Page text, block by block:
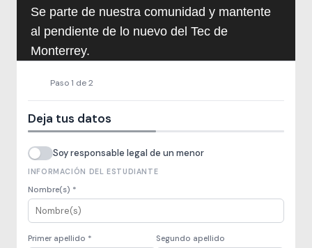
Se parte de nuestra comunidad y mantente
al pendiente de lo nuevo del Tec de
Monterrey.